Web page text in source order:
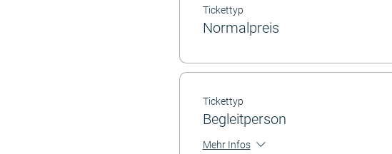
Tickettyp
Normalpreis
Tickettyp
Begleitperson
Mehr Infos